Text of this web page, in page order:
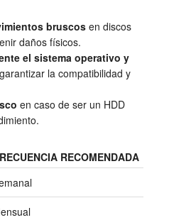
bruscosen discos
daños físicos.
el sistema operativo y
la compatibilidad y
en caso de ser un HDD
RECOMENDADA